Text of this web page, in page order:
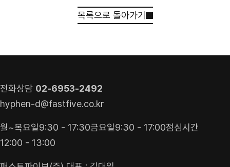
목록으로 돌아가기
전화상담 02-6953-2492
hyphen-d@fastfive.co.kr
월~목요일9:30 - 17:30금요일9:30 - 17:00점심시간
12:00 - 13:00